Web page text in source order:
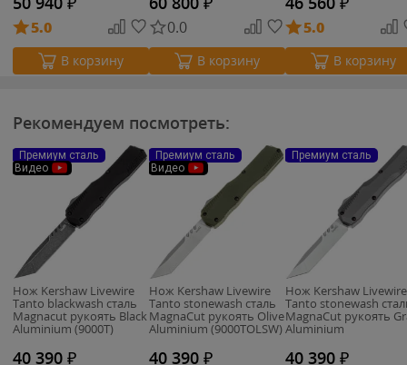
5.0
В корзину
0.0
В корзину
5.0
В корзину
Рекомендуем посмотреть:
Премиум сталь
Видео
Нож Kershaw Livewire
Tanto blackwash сталь
Magnacut рукоять Black
Aluminium (9000T)
40 390 ₽
Премиум сталь
Видео
Нож Kershaw Livewire
Tanto stonewash сталь
MagnaCut рукоять Olive
Aluminium (9000TOLSW)
40 390 ₽
Премиум сталь
Нож Kershaw Livewire
Tanto stonewash
MagnaCut рукоять
Aluminium
40 390 ₽